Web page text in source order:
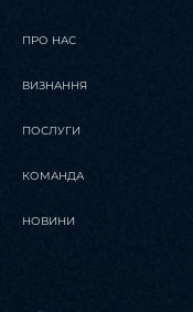
ПРО НАС
ВИЗНАННЯ
ПОСЛУГИ
КОМАНДА
НОВИНИ